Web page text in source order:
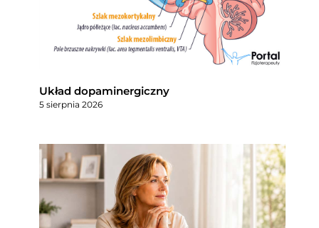
Układ dopaminergiczny
5 sierpnia 2026